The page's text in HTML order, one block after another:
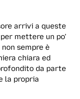
arrivi a queste
mettere un po’
non sempre è
chiara ed
da parte
la propria